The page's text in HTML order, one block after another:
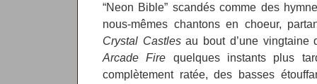
“Neon Bible” scandés comme des
nous-mêmes chantons en choeur,
Crystal Castlesau bout d’une vingtaine
Arcade Fire quelques instants plus
complètement ratée, des basses